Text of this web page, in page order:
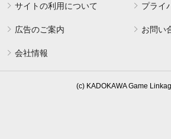
サイトの利用について プライ
広告のご案内 お問い
会社情報
(c) KADOKAWA Game